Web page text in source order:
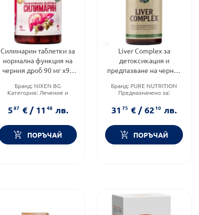
Силимарин таблетки за
нормална функция на
черния дроб 90 мг х90
Бранд: NIXEN BG
Категория: Лечение и
Форма на продукта:
таблетки
587 € / 1148 лв.
ПОРЪЧАЙ
Liver Complex за
детоксикация и
предпазване на черния
Nutrition
Бранд: PURE NUTRITION
Предназначено за:
Форма на продукта:
3175 € / 6210 лв.
ПОРЪЧАЙ